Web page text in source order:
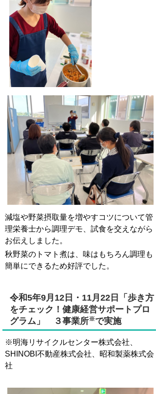
減塩や野菜摂取量を増やすコツについて管
理栄養士から調理デモ、試食を交えながら
お伝えしました。
秋野菜のトマト煮は、味はもちろん調理も
簡単にできるため好評でした。
令和5年9月12日・11月22日
「歩き方
をチェック！健康経営サポートプロ
グラム」 ３事業所※で実施
※明海リサイクルセンター株式会社、
SHINOBI不動産株式会社、昭和製薬株式会
社